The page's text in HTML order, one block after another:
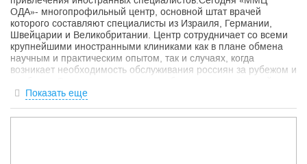
ОДА»- многопрофильный центр, основной штат врачей
которого составляют специалисты из Израиля, Германии,
Швейцарии и Великобритании. Центр сотрудничает со всеми
крупнейшими иностранными клиниками как в плане обмена
научным и практическим опытом, так и случаях, когда
возникает необходимость обслуживания россиян за рубежом и
языком, что является особенно привлекательным для
прибегающих к услугам клиники, - люди с тяжёлыми
Показать еще